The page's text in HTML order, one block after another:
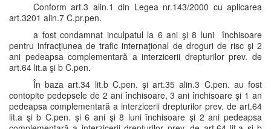
Conform art.3 alin.1 din Legea nr.143/2000 cu aplicarea
art.3201 alin.7 C.pr.pen.
a fost condamnat inculpatul la 6 ani şi 8 luni închisoare
pentru infracţiunea de trafic internaţional de droguri de risc şi 2
ani pedeapsa complementară a interzicerii drepturilor prev. de
art.64 lit.a şi b C.pen.
În baza art.34 lit.b C.pen. şi art.35 alin.3 C.pen. au fost
contopite pedepsele de 2 ani închisoare, 3 ani închisoare şi 1 an
pedeapsa complementară a interzicerii drepturilor prev. de art.64
lit.a şi b C.pen. şi 6 ani şi 8 luni închisoare şi 2 ani pedeapsa